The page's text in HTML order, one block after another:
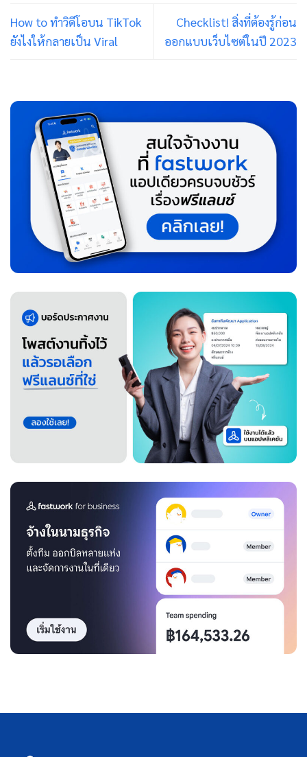
How to ทำวิดีโอบน TikTok
ยังไงให้กลายเป็น Viral
Checklist! สิ่งที่ต้องรู้ก่อน
ออกแบบเว็บไซต์ในปี 2023